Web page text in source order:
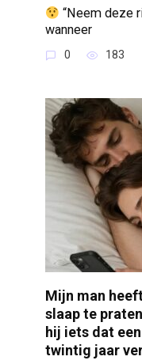
“Neem deze
wanneer
0 183
Mijn man
slaap te
hij iets dat
twintig jaar